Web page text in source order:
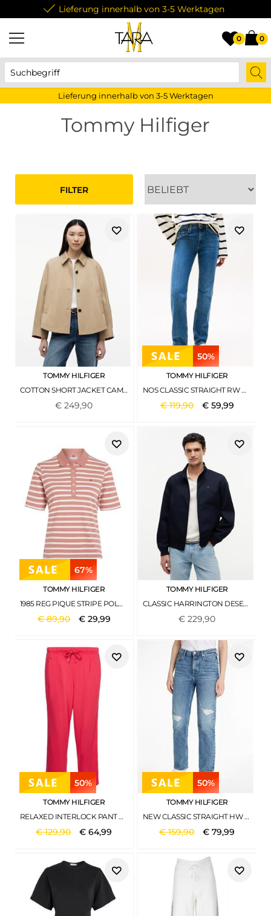
Lieferung innerhalb von 3-5 Werktagen
0 0
Lieferung innerhalb von 3-5 Werktagen
Tommy Hilfiger
FILTER
TOMMY HILFIGER
COTTON SHORT JACKET CAMEL
€249,90
50%
TOMMY HILFIGER
NOS CLASSIC STRAIGHT RW MID BLUE NOS MID BLUE
€119,90 € 59,99
67%
TOMMY HILFIGER
1985 REG PIQUE STRIPE POLO SS BRETON STP- TEABERRY- ECRU
€89,90 € 29,99
TOMMY HILFIGER
CLASSIC HARRINGTON DESERT SKY
€229,90
50%
TOMMY HILFIGER
RELAXED INTERLOCK PANT PINK SPLENDOR
€129,90 €64,99
50%
TOMMY HILFIGER
NEW CLASSIC STRAIGHT HW A RAF RAF
€159,90 €79,99